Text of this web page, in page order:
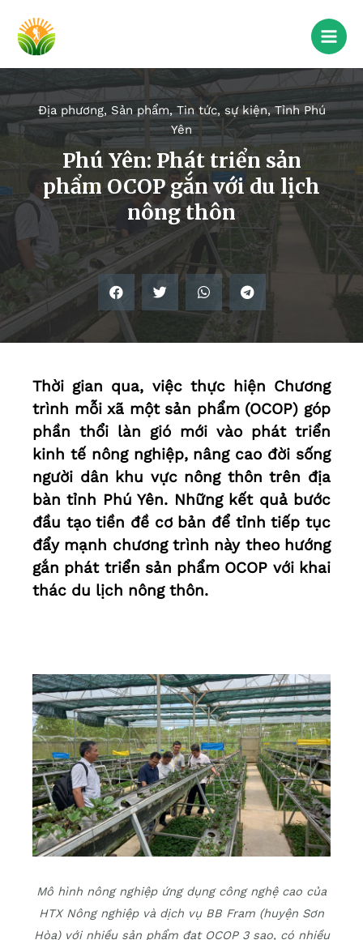
Địa phương, Sản phẩm,Tin tức, sự kiện,Tỉnh Phú
Yên
Phú Yên: Phát triển sản
phẩm OCOP gắn với du lịch
nông thôn
Thời gian qua, việc thực hiện Chương
trình mỗi xã một sản phẩm (OCOP) góp
phần thổi làn gió mới vào phát triển
kinh tế nông nghiệp, nâng cao đời sống
người dân khu vực nông thôn trên địa
bàn tỉnh Phú Yên. Những kết quả bước
đầu tạo tiền đề cơ bản để tỉnh tiếp tục
đẩy mạnh chương trình này theo hướng
gắn phát triển sản phẩm OCOP với khai
thác du lịch nông thôn.
Mô hình nông nghiệp ứng dụng công nghệ cao của
HTX Nông nghiệp và dịch vụ BB Fram (huyện Sơn
Hòa) với nhiều sản phẩm đạt OCOP 3 sao, có nhiều